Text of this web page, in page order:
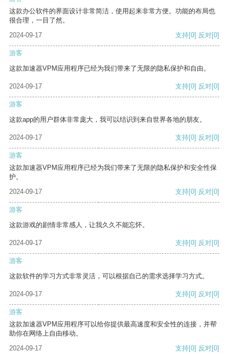
这款办公软件的界面设计非常简洁，使用起来非常方便。功能的布局也
很合理，一目了然。
2024-09-17
支持[0] 反对[0]
游客
这款加速器VPM应用程序已经为我们带来了无限的隐私保护和自由。
2024-09-17 支持[0] 反对[0]
游客
这款app的用户群体非常庞大，我可以结识到来自世界各地的朋友。
2024-09-17 支持[0] 反对[0]
游客
这款加速器VPM应用程序已经为我们带来了无限的隐私保护和安全性保
护。
2024-09-17
支持[0] 反对[0]
游客
这款游戏的剧情非常感人，让我久久不能忘怀。
2024-09-17 支持[0] 反对[0]
游客
这款软件的学习方式非常灵活，可以根据自己的需求选择学习方式。
2024-09-17 支持[0] 反对[0]
游客
这款加速器VPM应用程序可以给你提供最高速度和安全性的连接，并帮
助你在网络上自由移动。
2024-09-17
支持[0] 反对[0]